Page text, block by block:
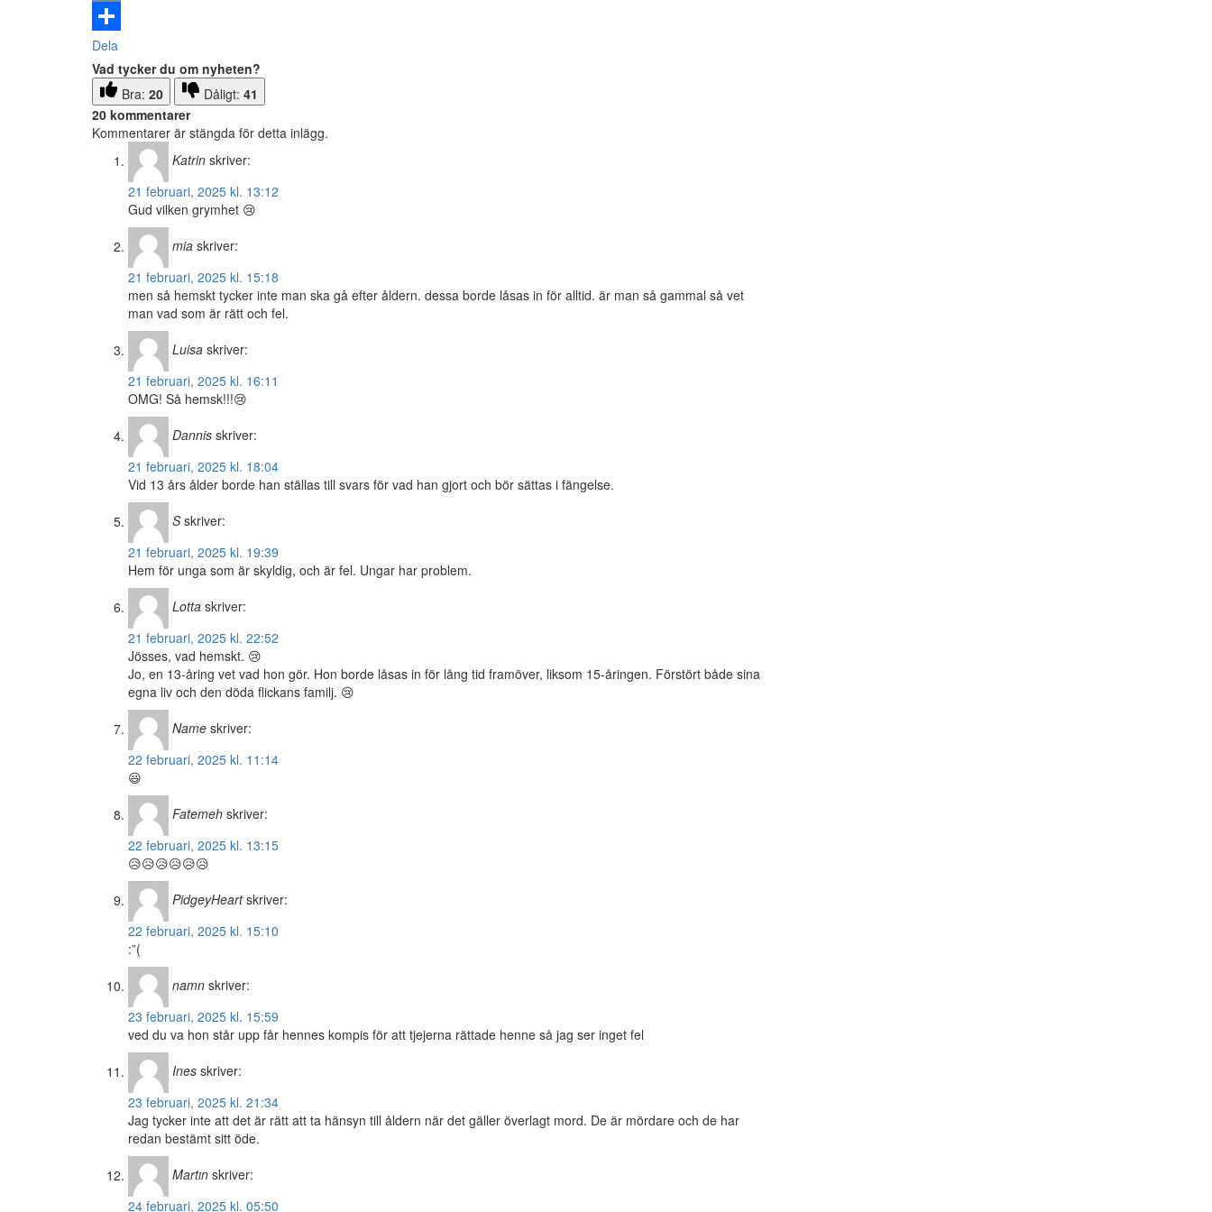
Email
Dela
Vad tycker du om nyheten?
Bra: 20 Dåligt: 41
20 kommentarer
Kommentarer är stängda för detta inlägg.
Katrin skriver:
21 februari, 2025 kl. 13:12
Gud vilken grymhet 😢
mia skriver:
21 februari, 2025 kl. 15:18
men så hemskt tycker inte man ska gå efter åldern. dessa borde låsas in för alltid. är man så gammal så vet
man vad som är rätt och fel.
Luisa skriver:
21 februari, 2025 kl. 16:11
OMG! Så hemsk!!!😢
Dannis skriver:
21 februari, 2025 kl. 18:04
Vid 13 års ålder borde han ställas till svars för vad han gjort och bör sättas i fängelse.
S skriver:
21 februari, 2025 kl. 19:39
Hem för unga som är skyldig, och är fel. Ungar har problem.
Lotta skriver:
21 februari, 2025 kl. 22:52
Jösses, vad hemskt. 😢
Jo, en 13-åring vet vad hon gör. Hon borde låsas in för lång tid framöver, liksom 15-åringen. Förstört både sina
egna liv och den döda flickans familj. 😢
Name skriver:
22 februari, 2025 kl. 11:14
😃
Fatemeh skriver:
22 februari, 2025 kl. 13:15
😥😥😥😥😥😥
PidgeyHeart skriver:
22 februari, 2025 kl. 15:10
:”(
namn skriver:
23 februari, 2025 kl. 15:59
ved du va hon står upp får hennes kompis för att tjejerna rättade henne så jag ser inget fel
Ines skriver:
23 februari, 2025 kl. 21:34
Jag tycker inte att det är rätt att ta hänsyn till åldern när det gäller överlagt mord. De är mördare och de har
redan bestämt sitt öde.
Martın skriver:
24 februari, 2025 kl. 05:50